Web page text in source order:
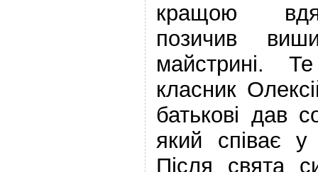
кращою
позичив
майстрині.
класник
батькові дав
який співає у
Після свята